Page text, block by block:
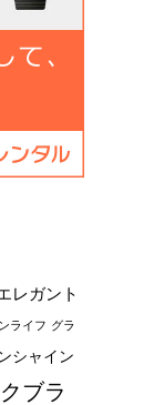
レガント
ライフ グラ
シャイン
ブラ